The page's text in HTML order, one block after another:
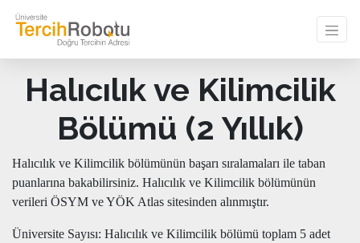
Halıcılık ve Kilimcilik
Bölümü (2 Yıllık)
Halıcılık ve Kilimcilik bölümünün başarı sıralamaları ile taban
puanlarına bakabilirsiniz. Halıcılık ve Kilimcilik bölümünün
verileri ÖSYM ve YÖK Atlas sitesinden alınmıştır.
Üniversite Sayısı: Halıcılık ve Kilimcilik bölümü toplam 5 adet